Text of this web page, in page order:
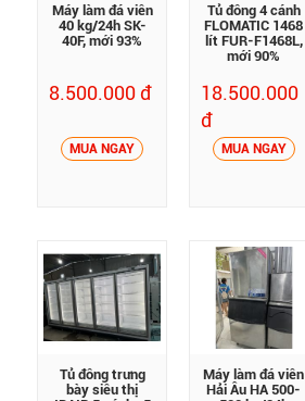
Máy làm đá viên
40 kg/24h SK-
40F, mới 93%
8.500.000 đ
MUA NGAY
Tủ đông 4 cánh
FLOMATIC 1468
lít FUR-F1468L,
mới 90%
18.500.000
đ
MUA NGAY
Tủ đông trưng
bày siêu thị
Máy làm đá viên
Hải Âu HA 500-